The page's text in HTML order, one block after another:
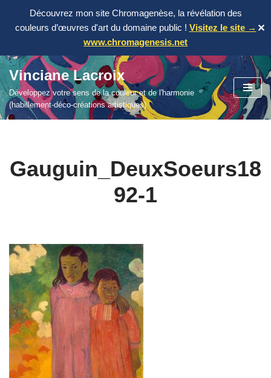
Découvrez mon site Chromagenèse, la révélation des
couleurs d’œuvres d'art du domaine public ! Visitez le site →
www.chromagenesis.net
✕
Aller
au
contenu
Vinciane Lacroix
Développez votre sens de la couleur et de l'harmonie
(habillement-déco-créations artistiques)
Gauguin_DeuxSoeurs18
92-1